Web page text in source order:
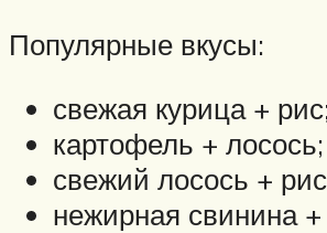
Популярные вкусы:
свежая курица + рис;
картофель + лосось;
свежий лосось +
нежирная свинина +